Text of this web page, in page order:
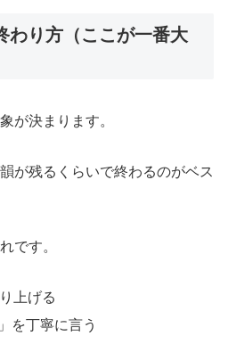
わり方（ここが一番大
が決まります。
が残るくらいで終わるのがベス
です。
上げる
を丁寧に言う